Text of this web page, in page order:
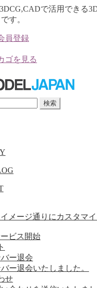
で活用できる
す。
員登録
ゴを見る
検索
メージ通りにカスタマ
ビス開始
バー退会
バー退会いたしました。
せ